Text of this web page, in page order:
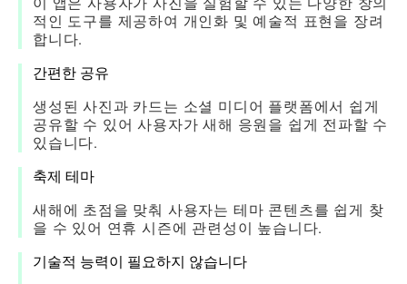
적인 도구를 제공하여 개인화 및 예술적 표현을 장려
합니다.
간편한 공유
생성된 사진과 카드는 소셜 미디어 플랫폼에서 쉽게
공유할 수 있어 사용자가 새해 응원을 쉽게 전파할 수
있습니다.
축제 테마
새해에 초점을 맞춰 사용자는 테마 콘텐츠를 쉽게 찾
을 수 있어 연휴 시즌에 관련성이 높습니다.
기술적 능력이 필요하지 않습니다